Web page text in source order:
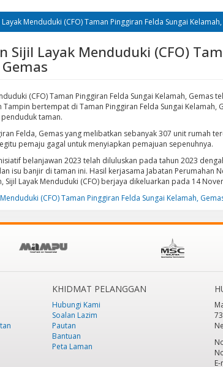
Menduduki (CFO) Taman Pinggiran Felda Sungai
Sijil Layak Menduduki (CFO)
(CFO) Taman Pinggiran Felda Sungai Kelamah, Gemas
Tampin bertempat di Taman Pinggiran Felda Sungai Kelamah,
taman.
Felda, Gemas yang melibatkan sebanyak 307 unit rumah
pemaju gagal untuk menyiapkan pemajuan sepenuhnya.
belanjawan 2023 telah diluluskan pada tahun 2023
isu banjir di taman ini. Hasil kerjasama Jabatan Perumahan
Sijil Layak Menduduki (CFO) berjaya dikeluarkan pada 14
(CFO) Taman Pinggiran Felda Sungai Kelamah,
KHIDMAT PELANGGAN
Hubungi Kami
Soalan Lazim
Pautan
Bantuan
Peta Laman